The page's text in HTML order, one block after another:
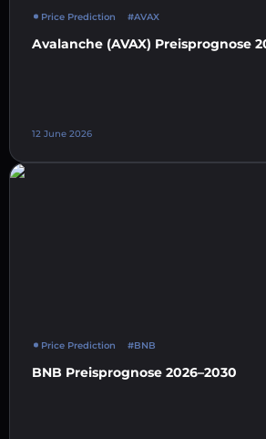
Price Prediction #AVAX
Avalanche (AVAX) Preisprognose
12 June 2026
Price Prediction #BNB
BNB Preisprognose 2026–2030